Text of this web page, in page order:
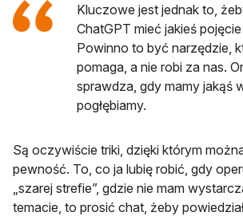
Kluczowe jest jednak to,
ChatGPT mieć jakieś
Powinno to być narzędzie,
pomaga, a nie robi za nas.
sprawdza, gdy mamy jakąś
pogłębiamy.
Są oczywiście triki, dzięki którym
pewność. To, co ja lubię robić, gdy
„szarej strefie”, gdzie nie mam
temacie, to prosić chat, żeby